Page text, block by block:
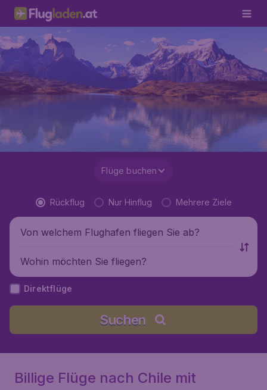
Flüge buchen
Rückflug Nur Hinflug Mehrere Ziele
Von welchem Flughafen fliegen Sie ab?
Wohin möchten Sie fliegen?
Direktflüge
Suchen
Billige Flüge nach Chile mit